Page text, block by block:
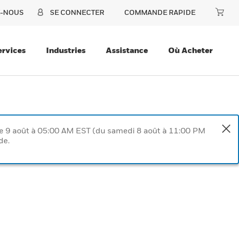
NOUS SE CONNECTER COMMANDE RAPIDE
Industries Assistance Où Acheter
août à 05:00 AM EST (du samedi 8 août à 11:00 PM